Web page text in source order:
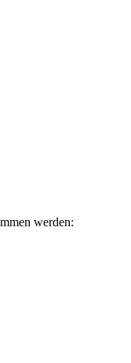
werden: